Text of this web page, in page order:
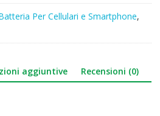
Per Cellulari e Smartphone,
aggiuntive Recensioni (0)